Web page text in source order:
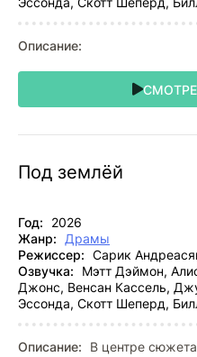
Описание:
Под землёй
Год:
2026
Жанр:
Драмы
Режиссер: Сарик
Озвучка:
Мэтт Дэймон,
Джонс, Венсан Кассель,
Эссонда, Скотт Шеперд,
Описание:
В центре